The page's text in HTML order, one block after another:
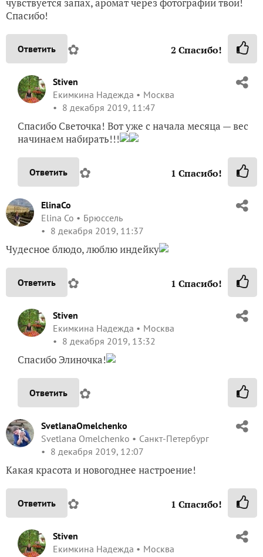
Спасибо!
Ответить ✿ 2 Спасибо!
Stiven
Екимкина Надежда
Москва
8 декабря 2019, 11:47
Спасибо Светочка! Вот уже с начала месяца — вес
начинаем набирать!!!
Ответить ✿ 1 Спасибо!
ElinaCo
Elina Co
Брюссель
8 декабря 2019, 11:37
Чудесное блюдо, люблю индейку
Ответить ✿ 1 Спасибо!
Stiven
Екимкина Надежда
Москва
8 декабря 2019, 13:32
Спасибо Элиночка!
Ответить ✿
SvetlanaOmelchenko
Svetlana Omelchenko
Санкт-Петербург
8 декабря 2019, 12:07
Какая красота и новогоднее настроение!
Ответить ✿ 1 Спасибо!
Stiven
Екимкина Надежда
Москва